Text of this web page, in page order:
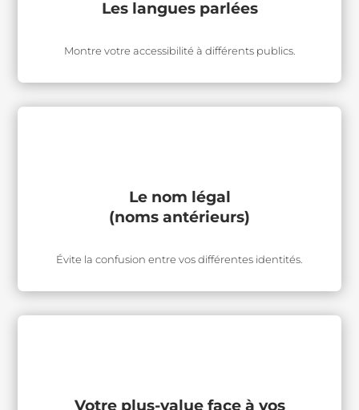
Les langues parlées
Montre votre accessibilité à différents publics.
Le nom légal
(noms antérieurs)
Évite la confusion entre vos différentes identités.
Votre plus-value face à vos